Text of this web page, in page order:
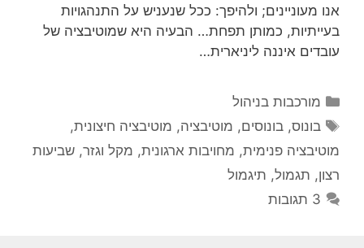
אנו מעוניינים; ולהיפך: ככל שנעניש על התנהגויות
בעייתיות, כמותן תפחת… הבעיה היא שמוטיבציה של
עובדים איננה ליניארית…
קטגוריות
מורכבות בניהול
תגיות
בונוס,בונוסים, מוטיבציה, מוטיבציה חיצונית,
מוטיבציה פנימית, מחויבות ארגונית, מקל וגזר, שביעות
רצון, תגמול, תיגמול
3 תגובות